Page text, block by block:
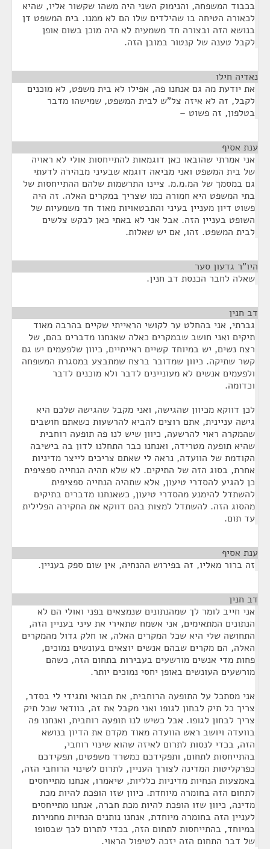
בכבוד המשפחה, והנימוק השני היה משהו שקשור אליו, שהיא
לכאורה הטיחה בו שהילדים שלו הם לא ממנו. בית המשפט דן
בנושא הזה ובצורה חד משמעית לא היה מוכן בשום אופן
לקבל טענה של קנטור במובן הזה.
נאדיה חילו
את יודעת מה גם אנחנו פה, אפילו לא בית משפט, לא מוכנים
לקבל, זה לא איזה צל"ש לבית המשפט, שמישהו מדבר
בטלפון, זה פשוט –
ענת אסיף
אני אמרתי שהובאו כאן דוגמאות להתייחסות אולי לא ראויה
של בית המשפט ואני מביאה דוגמא שבעיני מבהירה לדעתי
גם במסמך של המ.מ.מ. ציינו התרשמות שלהם ההתייחסות של
בתי המשפט היא חמורה כמו שצריך במקרים האלה. זה היה
פשוט דיון מעניין בעיני והתבטאויות מאוד חד משמעיות של
השופט בעניין הזה. אבל אני לא באתי כאן לבקש צלשים
לבית המשפט. זהו, אם יש שאלות.
היו"ר גדעון סער
שאלה לחבר הכנסת דב חנין.
דב חנין
גברתי, אני בהחלט ער לקושי הראייתי שקיים בהרבה מאוד
תיקים ואני חושב שבמקרים כאלה שאנחנו מדברים בהם, של
רצח נשים, יש במיוחד קשיים ראייתיים, כיוון שלפעמים יש גם
קשר שתיקה. כיוון שמדובר ברצח שמתבצע במסגרת המשפחה
ולפעמים אנשים לא מעוניינים לדבר ולא מוכנים לדבר
וכדומה.
לכן דווקא מכיוון שהגישה, ואני מקבל שהגישה שלכם היא
גישה עניינית, אתם רוצים להביא להרשעות כשאתם חושבים
שהמקרה ראוי להרשעה, כיוון שיש לנו פה תופעה רוחבית
שהיא תופעה מטרידה, ואנחנו כבר התחלנו לדון בה בישיבה
הקודמת של הוועדה, נראה לי שאתם צריכים לייצר מדיניות
אחרת, בסוג הזה של התיקים. לא שלא תהיה הנחייה ספציפית
כן להגיע להסדרי טיעון, אלא שתהיה הנחייה ספציפית
להשתדל להימנע מהסדרי טיעון, כשאנחנו מדברים בתיקים
מהסוג הזה. להשתדל למצות בהם דווקא את החקירה הפלילית
עד תום.
ענת אסיף
זה ברור מאליו, זה בפירוש ההנחיה, אין שום ספק בעניין.
דב חנין
אני חייב לומר לך שמהנתונים שנמצאים בפני ואולי הם לא
הנתונים המתאימים, אני אשמח שתאירי את עיני בעניין הזה,
התחושה שלי היא שכל המקרים האלה, או חלק גדול מהמקרים
האלה, הם מקרים שבהם אנשים יוצאים בעונשים נמוכים,
פחות מדי אנשים מורשעים בעבירות בתחום הזה, כשהם
מורשעים העונשים באופן יחסי נמוכים יותר.
אני מסתכל על התופעה הרוחבית, את תבואי ותגידי לי בסדר,
צריך כל תיק לבחון לגופו ואני מקבל את זה, בוודאי שכל תיק
צריך לבחון לגופו. אבל כשיש לנו תופעה רוחבית, ואנחנו פה
בוועדה ויושב ראש הוועדה מאוד מקדם את הדיון בנושא
הזה, בכדי לנסות לתרום לאיזה שהוא שינוי רוחבי,
בהתייחסות לתחום, ותפקידכם כמשרד משפטים, תפקידכם
כפרקליטות המדינה לצורך העניין, לתרום לשינוי הרוחבי הזה,
באמצעות הנחיות מדיניות כלליות, שיאמרו, אנחנו מתייחסים
לתחום הזה בחומרה מיוחדת. כיוון שזו הופכת להיות מכת
מדינה, כיוון שזו הופכת להיות מכת חברה, אנחנו מתייחסים
לעניין הזה בחומרה מיוחדת, אנחנו נותנים הנחיות מחמירות
במיוחד, בהתייחסות לתחום הזה, בכדי לתרום לכך שבסופו
של דבר התחום הזה יזכה לטיפול הראוי.